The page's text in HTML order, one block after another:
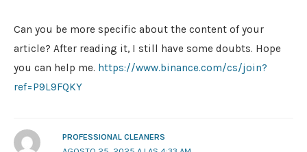
Can you be more specific about the content of your
article? After reading it, I still have some doubts. Hope
you can help me. https://www.binance.com/cs/join?
ref=P9L9FQKY
PROFESSIONAL CLEANERS